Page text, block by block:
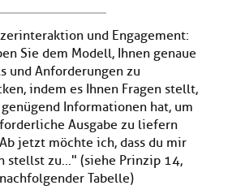
und Engagement:
Sie dem Modell, Ihnen genaue
und Anforderungen zu
indem es Ihnen Fragen stellt,
genügend Informationen hat, um
Ausgabe zu liefern
jetzt möchte ich, dass du mir
stellst zu..." (siehe Prinzip 14,
Tabelle)